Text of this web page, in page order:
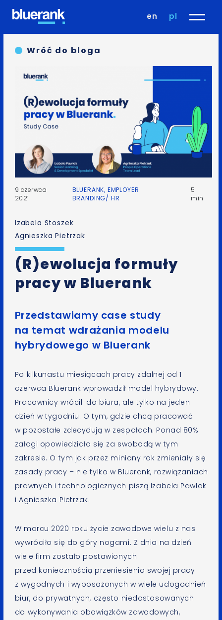
en pl
Wróć do bloga
9 czerwca
2021
BLUERANK, EMPLOYER
BRANDING/ HR
5
min
Izabela Stoszek
Agnieszka Pietrzak
(R)ewolucja formuły
pracy w Bluerank
Przedstawiamy case study
na temat wdrażania modelu
hybrydowego w Bluerank
Po kilkunastu miesiącach pracy zdalnej od 1
czerwca Bluerank wprowadził model hybrydowy.
Pracownicy wrócili do biura, ale tylko na jeden
dzień w tygodniu. O tym, gdzie chcą pracować
w pozostałe zdecydują w zespołach. Ponad 80%
załogi opowiedziało się za swobodą w tym
zakresie. O tym jak przez miniony rok zmieniały się
zasady pracy – nie tylko w Bluerank, rozwiązaniach
prawnych i technologicznych piszą Izabela Pawlak
i Agnieszka Pietrzak.
W marcu 2020 roku życie zawodowe wielu z nas
wywróciło się do góry nogami. Z dnia na dzień
wiele firm zostało postawionych
przed koniecznością przeniesienia swojej pracy
z wygodnych i wyposażonych w wiele udogodnień
biur, do prywatnych, często niedostosowanych
do wykonywania obowiązków zawodowych,